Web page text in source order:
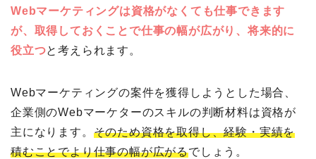
Webマーケティングは資格がなくても仕事できます
が、取得しておくことで仕事の幅が広がり、将来的に
役立つと考えられます。
Webマーケティングの案件を獲得しようとした場合、
企業側のWebマーケターのスキルの判断材料は資格が
主になります。 そのため資格を取得し、経験・実績を
積むことでより仕事の幅が広がるでしょう。